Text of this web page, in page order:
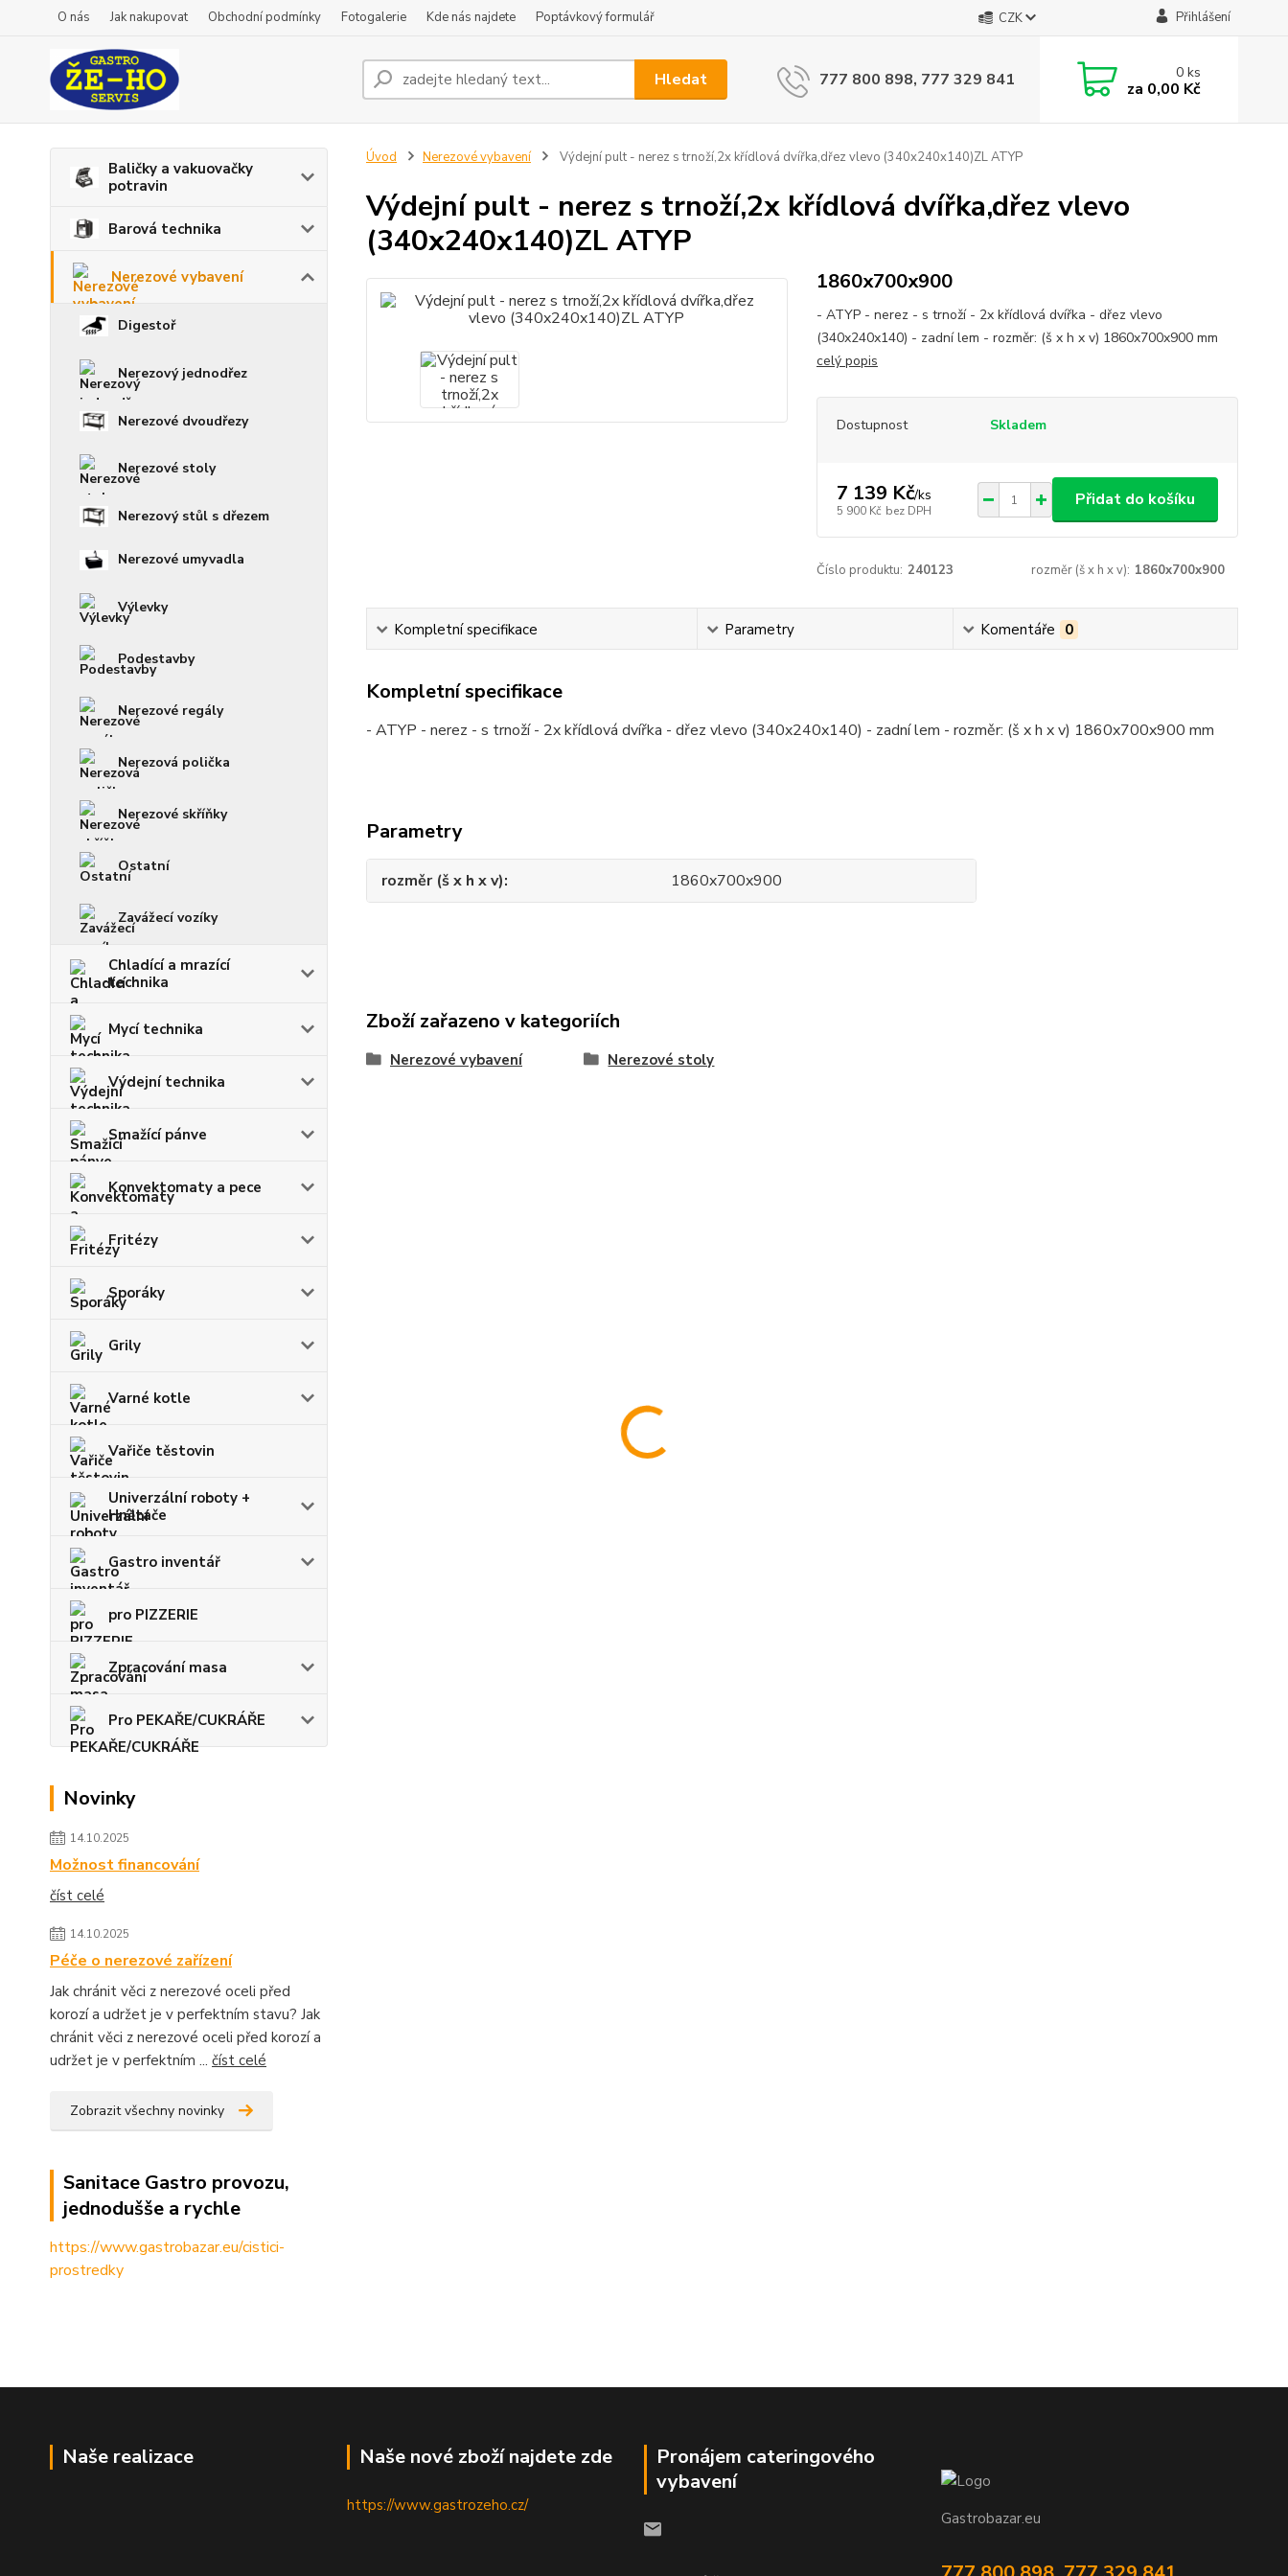
O nás Jak nakupovat Obchodní podmínky Fotogalerie Kde nás najdete Poptávkový formulář CZK Přihlášení
Hledat 777 800 898, 777 329 841 0ks
za 0,00 Kč
Baličky a vakuovačky
potravin
Barová technika
Nerezové vybavení
Digestoř
Nerezový jednodřez
Nerezové dvoudřezy
Nerezové stoly
Nerezový stůl s dřezem
Nerezové umyvadla
Výlevky
Podestavby
Nerezové regály
Nerezová polička
Nerezové skříňky
Ostatní
Zavážecí vozíky
Chladící a mrazící
technika
Mycí technika
Výdejní technika
Smažící pánve
Konvektomaty a pece
Fritézy
Sporáky
Grily
Varné kotle
Vařiče těstovin
Univerzální roboty +
Hnětače
Gastro inventář
pro PIZZERIE
Zpracování masa
Pro PEKAŘE/CUKRÁŘE
Novinky
14.10.2025
Možnost financování
číst celé
14.10.2025
Péče o nerezové zařízení
Jak chránit věci z nerezové oceli před
korozí a udržet je v perfektním stavu? Jak
chránit věci z nerezové oceli před korozí a
udržet je v perfektním ... číst celé
Zobrazit všechny novinky
Sanitace Gastro provozu,
jednodušše a rychle
https://www.gastrobazar.eu/cistici-
prostredky
Úvod Nerezové vybavení Výdejní pult - nerez s trnoží,2x křídlová dvířka,dřez vlevo (340x240x140)ZL ATYP
Výdejní pult - nerez s trnoží,2x křídlová dvířka,dřez vlevo
(340x240x140)ZL ATYP
1860x700x900
- ATYP - nerez - s trnoží - 2x křídlová dvířka - dřez vlevo
(340x240x140) - zadní lem - rozměr: (š x h x v) 1860x700x900 mm
celý popis
Dostupnost Skladem
7 139 Kč/ks
5 900 Kč bez DPH
Přidat do košíku
Číslo produktu: 240123 rozměr (š x h x v): 1860x700x900
Kompletní specifikace Parametry Komentáře 0
Kompletní specifikace
- ATYP - nerez - s trnoží - 2x křídlová dvířka - dřez vlevo (340x240x140) - zadní lem - rozměr: (š x h x v) 1860x700x900 mm
Parametry
rozměr (š x h x v) 1860x700x900
Zboží zařazeno v kategoriích
Nerezové vybavení Nerezové stoly
Naše realizace Naše nové zboží najdete zde
https://www.gastrozeho.cz/
Pronájem cateringového
vybavení
Gastrobazar.eu